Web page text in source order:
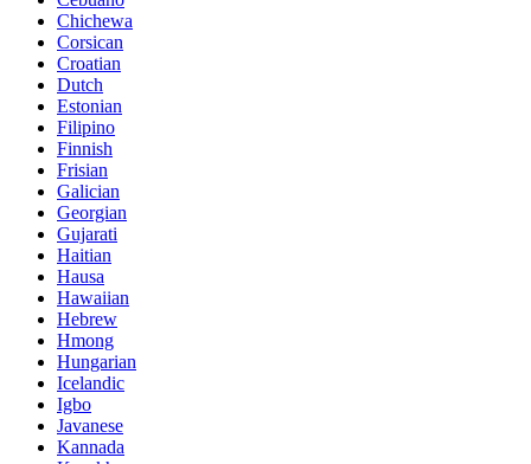
Chichewa
Corsican
Croatian
Dutch
Estonian
Filipino
Finnish
Frisian
Galician
Georgian
Gujarati
Haitian
Hausa
Hawaiian
Hebrew
Hmong
Hungarian
Icelandic
Igbo
Javanese
Kannada